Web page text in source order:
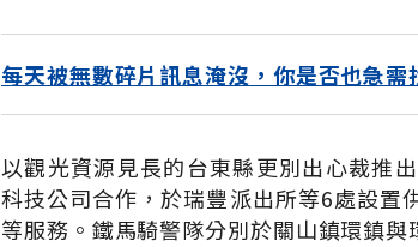
每天被無數碎片訊息淹沒，你是否也急需
以觀光資源見長的台東縣更別出心裁推
科技公司合作，於瑞豐派出所等6處設置
等服務。鐵馬騎警隊分別於關山鎮環鎮與